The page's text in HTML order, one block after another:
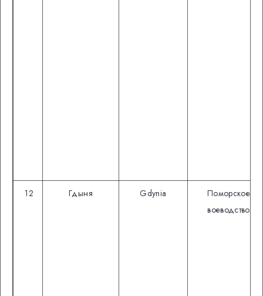
12 Гдыня Gdynia
Поморское
воеводство